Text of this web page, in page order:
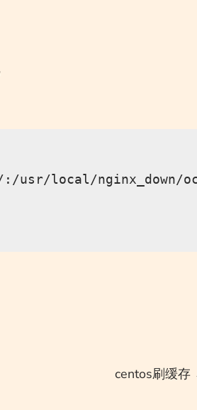
usr/local/nginx_down/
centos刷缓存